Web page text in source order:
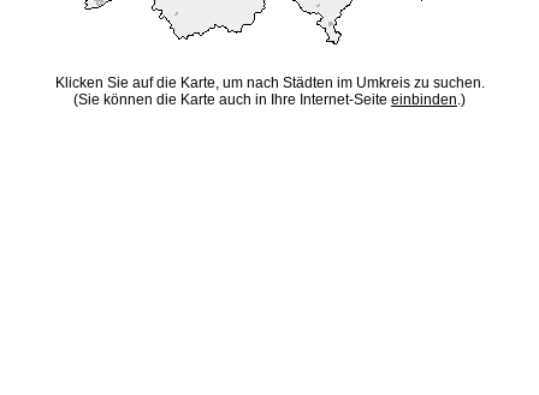
Klicken Sie auf die Karte, um nach Städten im Umkreis zu suchen.
(Sie können die Karte auch in Ihre Internet-Seite einbinden.)